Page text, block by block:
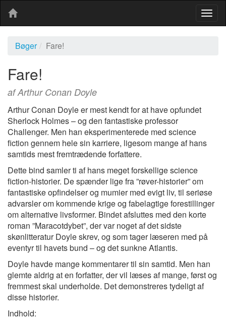
Bøger
Fare!
Fare!
af Arthur Conan Doyle
Arthur Conan Doyle er mest kendt for at have opfundet
Sherlock Holmes – og den fantastiske professor
Challenger. Men han eksperimenterede med science
fiction gennem hele sin karriere, ligesom mange af hans
samtids mest fremtrædende forfattere.
Dette bind samler ti af hans meget forskellige science
fiction-historier. De spænder lige fra ”røver-historier” om
fantastiske opfindelser og mumier med evigt liv, til seriøse
advarsler om kommende krige og fabelagtige forestillinger
om alternative livsformer. Bindet afsluttes med den korte
roman ”Maracotdybet”, der var noget af det sidste
skønlitteratur Doyle skrev, og som tager læseren med på
eventyr til havets bund – og det sunkne Atlantis.
Doyle havde mange kommentarer til sin samtid. Men han
glemte aldrig at en forfatter, der vil læses af mange, først og
fremmest skal underholde. Det demonstreres tydeligt af
disse historier.
Indhold: